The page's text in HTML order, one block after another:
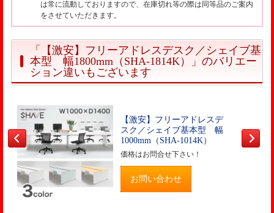
は常に流動しておりますので、在庫切れ等の際は同等品のご案内
をさせていただきます。
「【激安】フリーアドレスデスク／シェイブ基
本型 幅1800mm（SHA-1814K）」のバリエー
ション違いもございます
【激安】フリーアドレスデ
スク／シェイブ基本型 幅
1000mm（SHA-1014K）
価格はお問合せ下さい！
お問い合わせ